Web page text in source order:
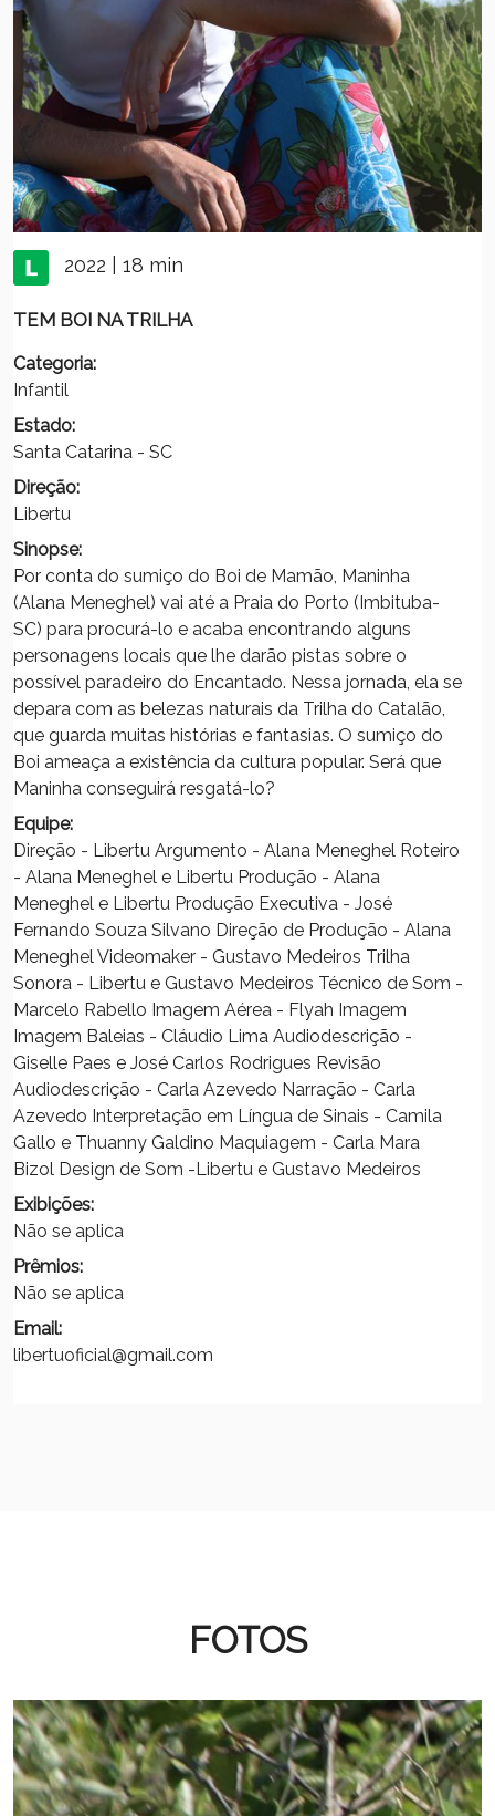
2022 | 18 min
TEM BOI NA TRILHA
Categoria:
Infantil
Estado:
Santa Catarina - SC
Direção:
Libertu
Sinopse:
Por conta do sumiço do Boi de Mamão, Maninha
(Alana Meneghel) vai até a Praia do Porto (Imbituba-
SC) para procurá-lo e acaba encontrando alguns
personagens locais que lhe darão pistas sobre o
possível paradeiro do Encantado. Nessa jornada, ela se
depara com as belezas naturais da Trilha do Catalão,
que guarda muitas histórias e fantasias. O sumiço do
Boi ameaça a existência da cultura popular. Será que
Maninha conseguirá resgatá-lo?
Equipe:
Direção - Libertu Argumento - Alana Meneghel Roteiro
- Alana Meneghel e Libertu Produção - Alana
Meneghel e Libertu Produção Executiva - José
Fernando Souza Silvano Direção de Produção - Alana
Meneghel Videomaker - Gustavo Medeiros Trilha
Sonora - Libertu e Gustavo Medeiros Técnico de Som -
Marcelo Rabello Imagem Aérea - Flyah Imagem
Imagem Baleias - Cláudio Lima Audiodescrição -
Giselle Paes e José Carlos Rodrigues Revisão
Audiodescrição - Carla Azevedo Narração - Carla
Azevedo Interpretação em Língua de Sinais - Camila
Gallo e Thuanny Galdino Maquiagem - Carla Mara
Bizol Design de Som -Libertu e Gustavo Medeiros
Exibições:
Não se aplica
Prêmios:
Não se aplica
Email:
libertuoficial@gmail.com
FOTOS